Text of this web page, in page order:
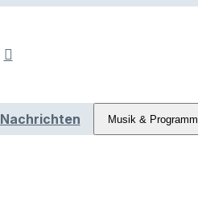
Nachrichten Musik & Programm